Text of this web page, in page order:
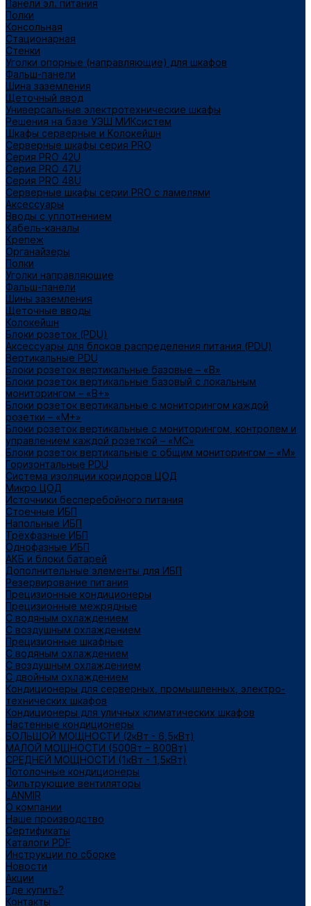
Панели эл. питания
Полки
Консольная
Стационарная
Стенки
Уголки опорные (направляющие) для шкафов
Фальш-панели
Шина заземления
Щеточный ввод
Универсальные электротехнические шкафы
Решения на базе УЭШ МИКсистем
Шкафы серверные и Колокейшн
Серверные шкафы серия PRO
Серия PRO 42U
Серия PRO 47U
Серия PRO 48U
Серверные шкафы серии PRO с ламелями
Аксессуары
Вводы с уплотнением
Кабель-каналы
Крепеж
Органайзеры
Полки
Уголки направляющие
Фальш-панели
Шины заземления
Щеточные вводы
Колокейшн
Блоки розеток (PDU)
Аксессуары для блоков распределения питания (PDU)
Вертикальные PDU
Блоки розеток вертикальные базовые – «В»
Блоки розеток вертикальные базовый с локальным
мониторингом – «В+»
Блоки розеток вертикальные с мониторингом каждой
розетки – «М+»
Блоки розеток вертикальные с мониторингом, контролем и
управлением каждой розеткой – «МС»
Блоки розеток вертикальные с общим мониторингом – «М»
Горизонтальные PDU
Система изоляции коридоров ЦОД
Микро ЦОД
Источники бесперебойного питания
Стоечные ИБП
Напольные ИБП
Трёхфазные ИБП
Однофазные ИБП
АКБ и блоки батарей
Дополнительные элементы для ИБП
Резервирование питания
Прецизионные кондиционеры
Прецизионные межрядные
С водяным охлаждением
С воздушным охлаждением
Прецизионные шкафные
С водяным охлаждением
С воздушным охлаждением
С двойным охлаждением
Кондиционеры для серверных, промышленных, электро-
технических шкафов
Кондиционеры для уличных климатических шкафов
Настенные кондиционеры
БОЛЬШОЙ МОЩНОСТИ (2кВт - 6,5кВт)
МАЛОЙ МОЩНОСТИ (500Вт – 800Вт)
СРЕДНЕЙ МОЩНОСТИ (1кВт - 1,5кВт)
Потолочные кондиционеры
Фильтрующие вентиляторы
LANMIR
О компании
Наше производство
Сертификаты
Каталоги PDF
Инструкции по сборке
Новости
Акции
Где купить?
Контакты